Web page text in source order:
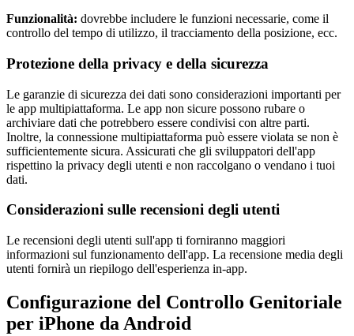
Funzionalità: dovrebbe includere le funzioni necessarie, come il
controllo del tempo di utilizzo, il tracciamento della posizione, ecc.
Protezione della privacy e della sicurezza
Le garanzie di sicurezza dei dati sono considerazioni importanti per
le app multipiattaforma. Le app non sicure possono rubare o
archiviare dati che potrebbero essere condivisi con altre parti.
Inoltre, la connessione multipiattaforma può essere violata se non è
sufficientemente sicura. Assicurati che gli sviluppatori dell'app
rispettino la privacy degli utenti e non raccolgano o vendano i tuoi
dati.
Considerazioni sulle recensioni degli utenti
Le recensioni degli utenti sull'app ti forniranno maggiori
informazioni sul funzionamento dell'app. La recensione media degli
utenti fornirà un riepilogo dell'esperienza in-app.
Configurazione del Controllo Genitoriale
per iPhone da Android